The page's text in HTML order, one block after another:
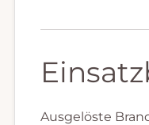
Ausgelöste